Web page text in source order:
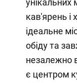
унікальних
кав'ярень і
ідеальне
обіду та
незалежно
є центром